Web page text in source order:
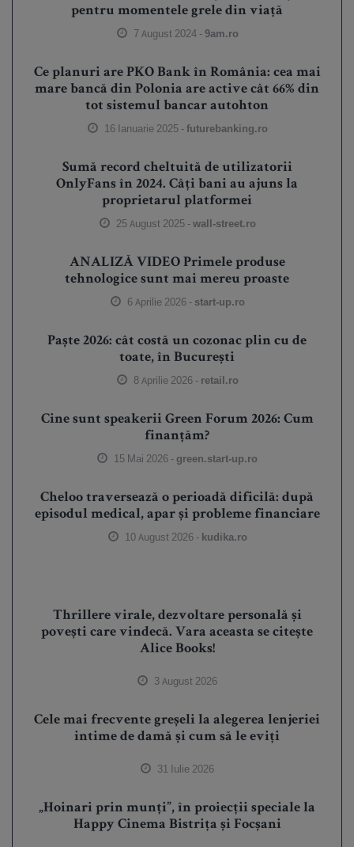
pentru momentele grele din viață
7 August 2024 -9am.ro
Ce planuri are PKO Bank în România: cea mai
mare bancă din Polonia are active cât 66% din
tot sistemul bancar autohton
16 Ianuarie 2025 -futurebanking.ro
Sumă record cheltuită de utilizatorii
OnlyFans în 2024. Câți bani au ajuns la
proprietarul platformei
25 August 2025 -wall-street.ro
ANALIZĂ VIDEO Primele produse
tehnologice sunt mai mereu proaste
6 Aprilie 2026 - start-up.ro
Paște 2026: cât costă un cozonac plin cu de
toate, în București
8 Aprilie 2026 - retail.ro
Cine sunt speakerii Green Forum 2026: Cum
finanțăm?
15 Mai 2026 - green.start-up.ro
Cheloo traversează o perioadă dificilă: după
episodul medical, apar și probleme financiare
10 August 2026 - kudika.ro
Thrillere virale, dezvoltare personală și
povești care vindecă. Vara aceasta se citește
Alice Books!
3 August 2026
Cele mai frecvente greșeli la alegerea lenjeriei
intime de damă și cum să le eviți
31 Iulie 2026
„Hoinari prin munți”, în proiecții speciale la
Happy Cinema Bistrița și Focșani